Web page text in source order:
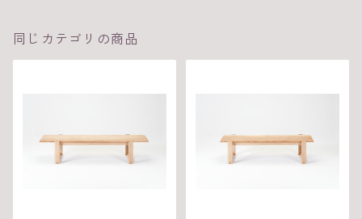
同じカテゴリの商品